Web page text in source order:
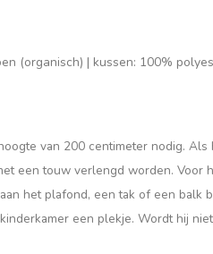
(organisch) | kussen: 100%
van 200 centimeter nodig.
een touw verlengd worden. Voor
het plafond, een tak of een balk
een plekje. Wordt hij